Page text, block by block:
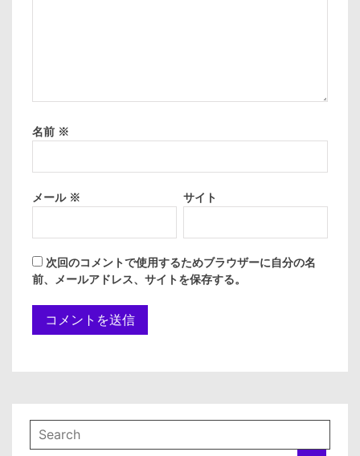
名前 ※
メール ※ サイト
次回のコメントで使用するためブラウザーに自分の名
前、メールアドレス、サイトを保存する。